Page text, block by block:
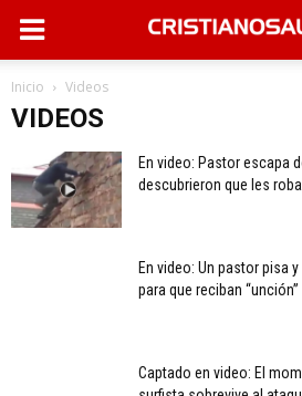
Inicio Videos
VIDEOS
En video: Pastor escapa
descubrieron que les
En video: Un pastor pisa
para que reciban “unción”
Captado en video: El